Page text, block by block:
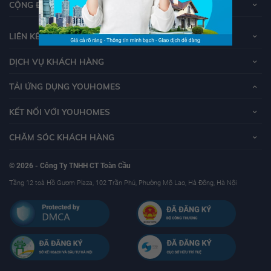
CỘNG ĐỒNG YOUHOMERS
LIÊN KẾT
DỊCH VỤ KHÁCH HÀNG
TẢI ỨNG DỤNG YOUHOMES
KẾT NỐI VỚI YOUHOMES
CHĂM SÓC KHÁCH HÀNG
© 2026 - Công Ty TNHH CT Toàn Cầu
Tầng 12 toà Hồ Gươm Plaza, 102 Trần Phú, Phường Mộ Lao, Hà Đông, Hà Nội